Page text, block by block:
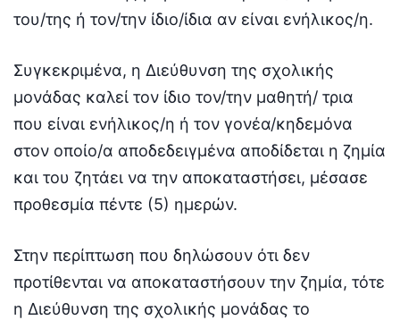
του/της ή τον/την ίδιο/ίδια αν είναι ενήλικος/η.
Συγκεκριμένα, η Διεύθυνση της σχολικής
μονάδας καλεί τον ίδιο τον/την μαθητή/ τρια
που είναι ενήλικος/η ή τον γονέα/κηδεμόνα
στον οποίο/α αποδεδειγμένα αποδίδεται η ζημία
και του ζητάει να την αποκαταστήσει, μέσασε
προθεσμία πέντε (5) ημερών.
Στην περίπτωση που δηλώσουν ότι δεν
προτίθενται να αποκαταστήσουν την ζημία, τότε
η Διεύθυνση της σχολικής μονάδας το